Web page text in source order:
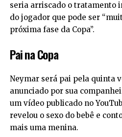
seria arriscado o tratamento
do jogador que pode ser
próxima fase da Copa”.
Pai na Copa
Neymar será pai pela quinta
anunciado por sua
um vídeo publicado no
revelou o sexo do bebê e
mais uma menina.